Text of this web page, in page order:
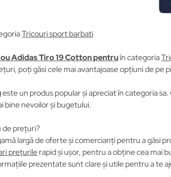
Tricouri sport barbati
Adidas Tiro 19 Cotton pentruîn categoria
poți găsi cele mai avantajoase opțiuni de pe
este un produs popular și apreciat în categoria
bine nevoilor și bugetului.
de prețuri?
largă de oferte și comercianți pentru a găsi
prețurilerapid și ușor, pentru a obține cea mai
prezentate sunt clare și utile pentru a te